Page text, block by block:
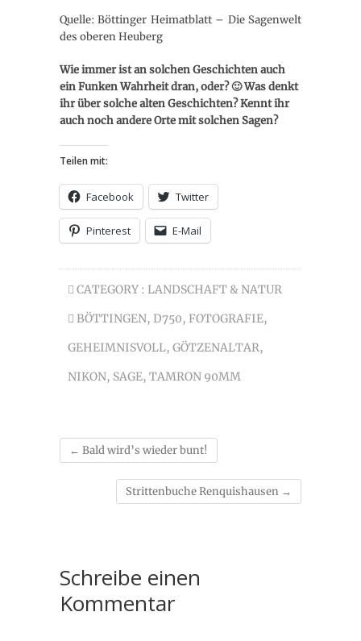
Quelle: Böttinger Heimatblatt – Die Sagenwelt
des oberen Heuberg
Wie immer ist an solchen Geschichten auch
ein Funken Wahrheit dran, oder? 🙂Was denkt
ihr über solche alten Geschichten? Kennt ihr
auch noch andere Orte mit solchen Sagen?
Teilen mit:
Facebook Twitter
Pinterest E-Mail
CATEGORY : LANDSCHAFT & NATUR
BÖTTINGEN, D750, FOTOGRAFIE,
GEHEIMNISVOLL, GÖTZENALTAR,
NIKON, SAGE, TAMRON 90MM
← Bald wird’s wieder bunt!
Strittenbuche Renquishausen →
Schreibe einen
Kommentar